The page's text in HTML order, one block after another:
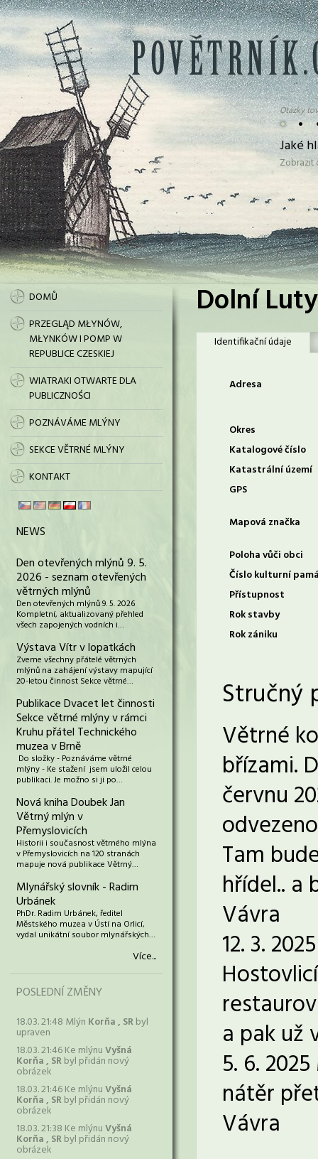
• •
Otázky
Jaké
DOMŮ
PRZEGLĄD MŁYNÓW,
MŁYNKÓW I POMP W
REPUBLICE CZESKIEJ
WIATRAKI OTWARTE DLA
PUBLICZNOŚCI
POZNÁVÁME MLÝNY
SEKCE VĚTRNÉ MLÝNY
KONTAKT
NEWS
Den otevřených mlýnů 9. 5.
2026 - seznam otevřených
větrných mlýnů
Den otevřených mlýnů 9. 5. 2026
Kompletní, aktualizovaný přehled
všech zapojených vodních i…
Výstava Vítr v lopatkách
Zveme všechny přátelé větrných
mlýnů na zahájení výstavy mapující
20-letou činnost Sekce větrné…
Publikace Dvacet let činnosti
Sekce větrné mlýny v rámci
Kruhu přátel Technického
muzea v Brně
Do složky - Poznáváme větrné
mlýny - Ke stažení jsem uložil celou
publikaci. Je možno si ji po…
Nová kniha Doubek Jan
Větrný mlýn v
Přemyslovicích
Historii i současnost větrného mlýna
v Přemyslovicích na 120 stranách
mapuje nová publikace Větrný…
Mlynářský slovník - Radim
Urbánek
PhDr. Radim Urbánek, ředitel
Městského muzea v Ústí na Orlicí,
vydal unikátní soubor mlynářských…
Více...
POSLEDNÍ ZMĚNY
18.03. 21:48 Mlýn Korňa , SRbyl
upraven
18.03. 21:46 Ke mlýnuVyšná
Korňa , SRbyl přidán nový
obrázek
18.03. 21:46 Ke mlýnuVyšná
Korňa , SRbyl přidán nový
obrázek
18.03. 21:38 Ke mlýnuVyšná
Korňa , SRbyl přidán nový
obrázek
Dolní
Identifikační údaje
Adresa
Okres
Katalogové číslo
Katastrální území
GPS
Mapová značka
Poloha vůči obci
Číslo kulturní
Přístupnost
Rok stavby
Rok zániku
Stručný
Větrné
břízami.
červnu
Tam
hřídel.. a
Vávra
12. 3.
a pak už
5. 6.
nátěr
Vávra